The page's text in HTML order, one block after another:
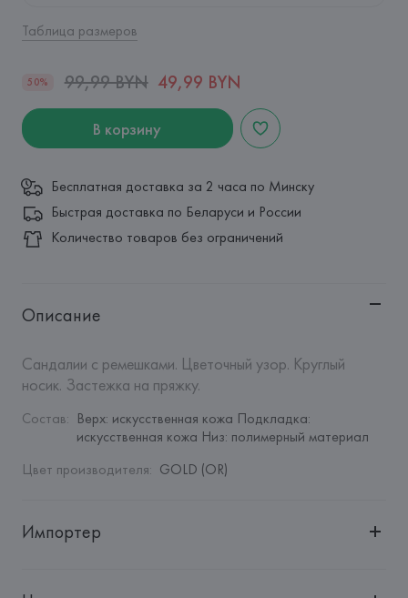
Таблица размеров
50% 99,99 BYN 49,99 BYN
В корзину
Бесплатная доставка за 2 часа по Минску
Быстрая доставка по Беларуси и России
Количество товаров без ограничений
Описание
Сандалии с ремешками. Цветочный узор. Круглый
носик. Застежка на пряжку.
Состав: Верх: искусственная кожа Подкладка:
искусственная кожа Низ: полимерный материал
Цвет производителя: GOLD (OR)
Импортер